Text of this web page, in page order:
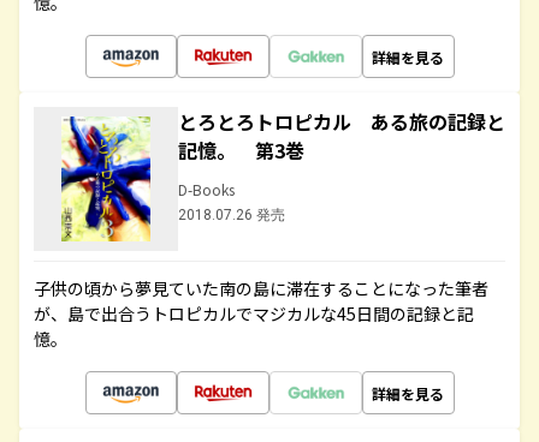
詳細を見る
とろとろトロピカル ある旅の記録と
記憶。 第3巻
D-Books
2018.07.26 発売
子供の頃から夢見ていた南の島に滞在することになった筆者
が、島で出合うトロピカルでマジカルな45日間の記録と記
憶。
詳細を見る